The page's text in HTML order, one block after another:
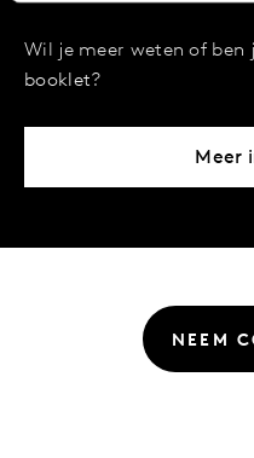
Wil je meer weten of ben
booklet?
Meer
NEEM